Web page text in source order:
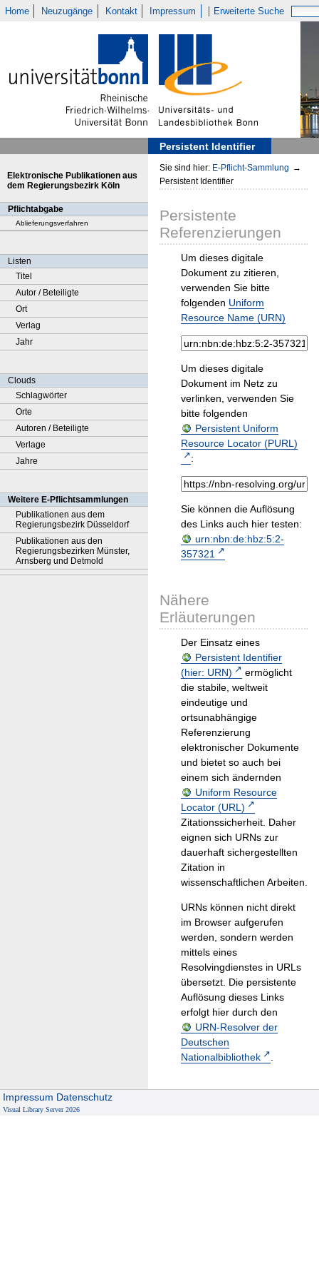
Home Neuzugänge Kontakt Impressum Erweiterte Suche
Persistent Identifier
Elektronische Publikationen aus
dem Regierungsbezirk Köln
Pflichtabgabe
Ablieferungsverfahren
Listen
Titel
Autor / Beteiligte
Ort
Verlag
Jahr
Clouds
Schlagwörter
Orte
Autoren / Beteiligte
Verlage
Jahre
Weitere E-Pflichtsammlungen
Publikationen aus dem
Regierungsbezirk Düsseldorf
Publikationen aus den
Regierungsbezirken Münster,
Arnsberg und Detmold
Sie sind hier: E-Pflicht-Sammlung →
Persistent Identifier
Persistente
Referenzierungen
Um dieses digitale
Dokument zu zitieren,
verwenden Sie bitte
folgenden Uniform
Resource Name (URN)
Um dieses digitale
Dokument im Netz zu
verlinken, verwenden Sie
bitte folgenden
Persistent Uniform
Resource Locator (PURL)
:
Sie können die Auflösung
des Links auch hier testen:
urn:nbn:de:hbz:5:2-
357321
Nähere
Erläuterungen
Der Einsatz eines
Persistent Identifier
(hier: URN)
ermöglicht
die stabile, weltweit
eindeutige und
ortsunabhängige
Referenzierung
elektronischer Dokumente
und bietet so auch bei
einem sich ändernden
Uniform Resource
Locator (URL)
Zitationssicherheit. Daher
eignen sich URNs zur
dauerhaft sichergestellten
Zitation in
wissenschaftlichen Arbeiten.
URNs können nicht direkt
im Browser aufgerufen
werden, sondern werden
mittels eines
Resolvingdienstes in URLs
übersetzt. Die persistente
Auflösung dieses Links
erfolgt hier durch den
URN-Resolver der
Deutschen
Nationalbibliothek
.
Impressum Datenschutz
Visual Library Server 2026